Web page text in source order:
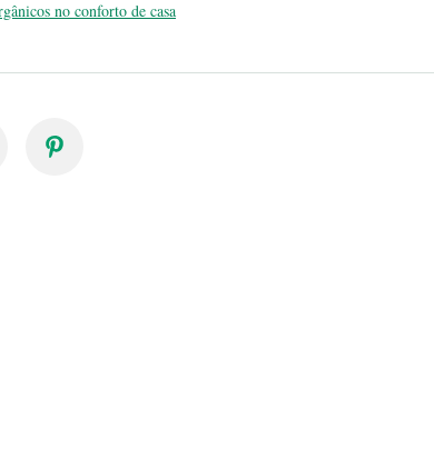
no conforto de casa